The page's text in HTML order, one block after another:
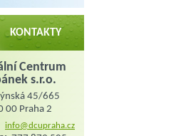
KONTAKTY
Centrum
s.r.o.
45/665
00 Praha 2
info@dcupraha.cz